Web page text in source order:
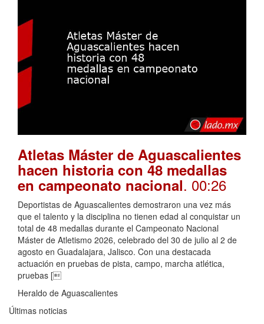
Atletas Máster de Aguascalientes
hacen historia con 48 medallas
en campeonato nacional. 00:26
Deportistas de Aguascalientes demostraron una vez más
que el talento y la disciplina no tienen edad al conquistar un
total de 48 medallas durante el Campeonato Nacional
Máster de Atletismo 2026, celebrado del 30 de julio al 2 de
agosto en Guadalajara, Jalisco. Con una destacada
actuación en pruebas de pista, campo, marcha atlética,
pruebas [
Heraldo de Aguascalientes
Últimas noticias